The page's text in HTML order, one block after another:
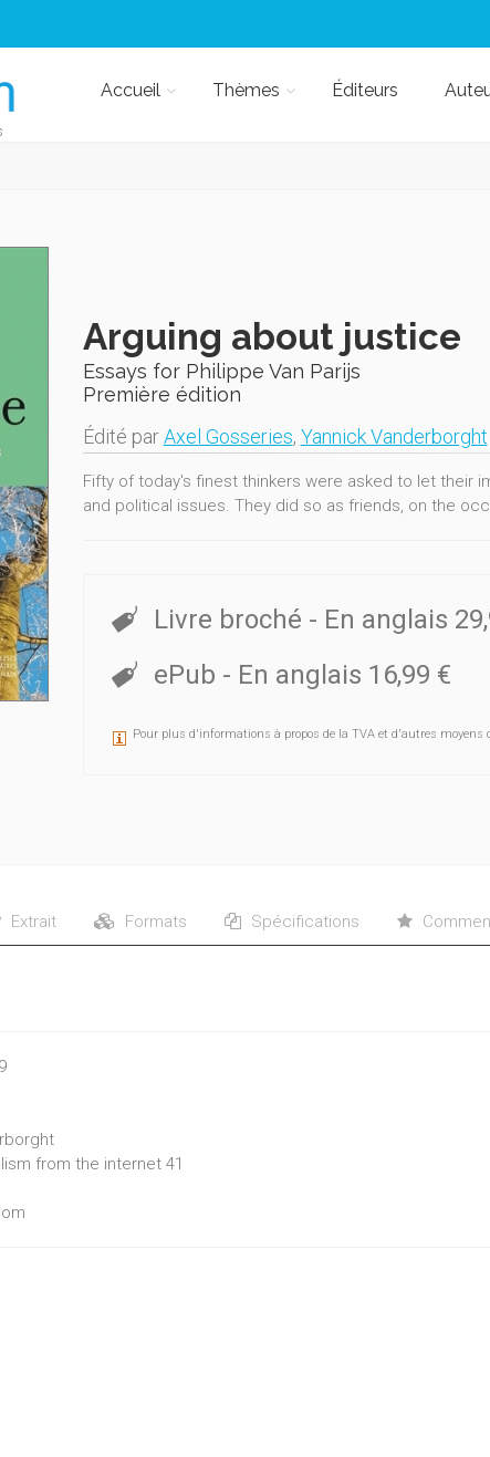
Accueil Thèmes Éditeurs
Arguing about justice
Essays for Philippe Van Parijs
Première édition
Édité parAxel Gosseries, Yannick Vanderborght
Fifty of today's finest thinkers were asked to let their
and political issues. They did so as friends, on the
Livre broché - En anglais
ePub - En anglais 16,99 €
Pour plus d'informations à propos de la TVA et d'autres moyens
Extrait Formats Spécifications
from the internet 41